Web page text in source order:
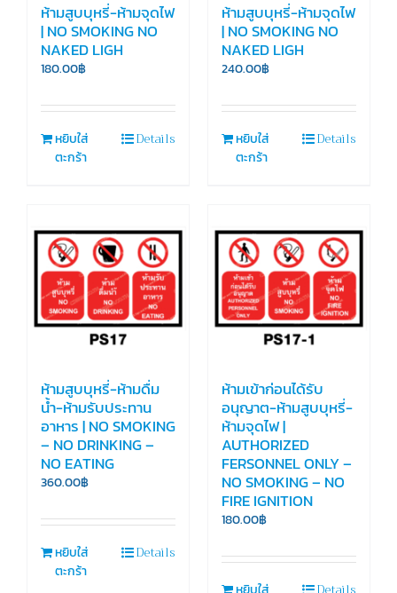
ห้ามสูบบุหรี่-ห้ามจุดไฟ
| NO SMOKING NO
NAKED LIGH
180.00฿
หยิบใส่
ตะกร้า
Details
ห้ามสูบบุหรี่-ห้ามจุดไฟ
| NO SMOKING NO
NAKED LIGH
240.00฿
หยิบใส่
ตะกร้า
Details
ห้ามสูบบุหรี่-ห้ามดื่ม
น้ำ-ห้ามรับประทาน
อาหาร | NO SMOKING
– NO DRINKING –
NO EATING
360.00฿
หยิบใส่
ตะกร้า
Details
ห้ามเข้าก่อนได้รับ
อนุญาต-ห้ามสูบบุหรี่-
ห้ามจุดไฟ |
AUTHORIZED
FERSONNEL ONLY –
NO SMOKING – NO
FIRE IGNITION
180.00฿